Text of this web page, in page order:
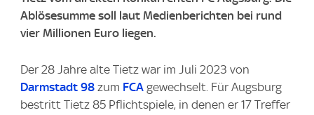
Ablösesumme soll laut Medienberichten bei rund
vier Millionen Euro liegen.
Der 28 Jahre alte Tietz war im Juli 2023 von
Darmstadt 98 zum FCA gewechselt. Für Augsburg
bestritt Tietz 85 Pflichtspiele, in denen er 17 Treffer